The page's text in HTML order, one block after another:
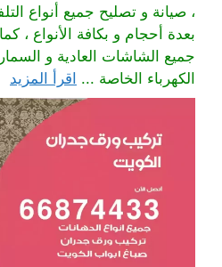
، صيانة و تصليح جميع أنواع
بعدة أحجام و بكافة الأنواع ،
جميع الشاشات العادية و
الكهرباء الخاصة ... اقرأ المزيد